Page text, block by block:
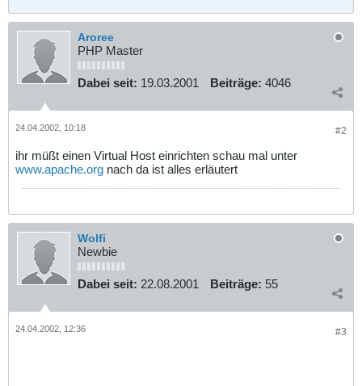
Aroree
PHP Master
Dabei seit: 19.03.2001 Beiträge: 4046
#2
24.04.2002, 10:18
ihr müßt einen Virtual Host einrichten schau mal unter
www.apache.org nach da ist alles erläutert
Wolfi
Newbie
Dabei seit: 22.08.2001 Beiträge: 55
#3
24.04.2002, 12:36